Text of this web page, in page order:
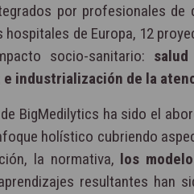
por profesionales
hospitales de Europa, 12
socio-sanitario:
industrialización de la
BigMedilytics ha sido el
holístico cubriendo
la normativa, los
resultantes han